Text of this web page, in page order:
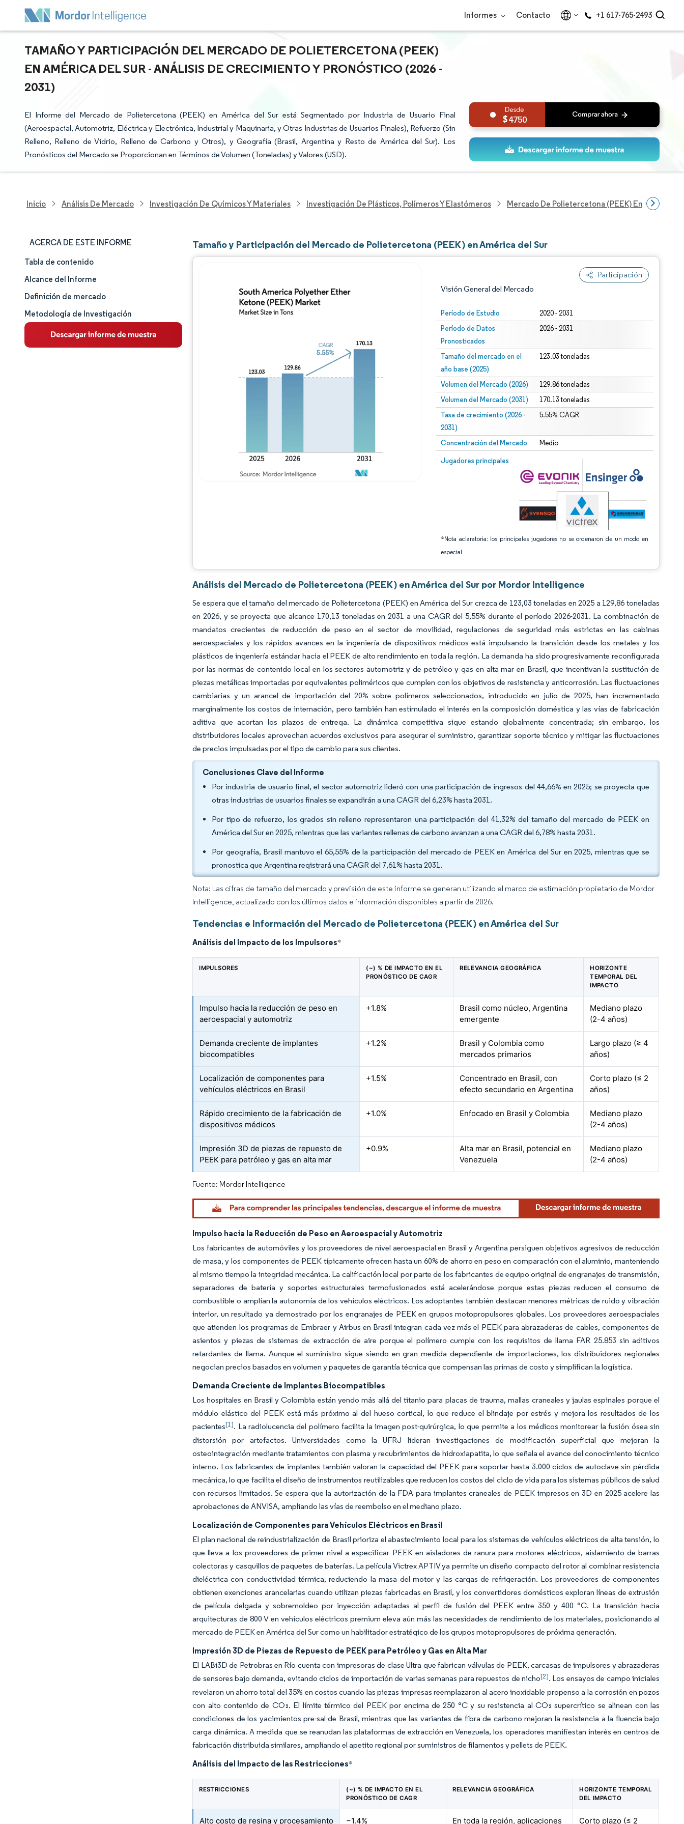
Informes Contacto +1 617-765-2493
TAMAÑO Y PARTICIPACIÓN DEL MERCADO DE POLIETERCETONA (PEEK)
EN AMÉRICA DEL SUR - ANÁLISIS DE CRECIMIENTO Y PRONÓSTICO (2026 -
2031)
El Informe del Mercado de Polietercetona (PEEK) en América del Sur está Segmentado por Industria de Usuario Final
(Aeroespacial, Automotriz, Eléctrica y Electrónica, Industrial y Maquinaria, y Otras Industrias de Usuarios Finales), Refuerzo (Sin
Relleno, Relleno de Vidrio, Relleno de Carbono y Otros), y Geografía (Brasil, Argentina y Resto de América del Sur). Los
Pronósticos del Mercado se Proporcionan en Términos de Volumen (Toneladas) y Valores (USD).
4750
Inicio Análisis De Mercado Investigación De Químicos Y Materiales Investigación De Plásticos, Polímeros Y Elastómeros Mercado De Polietercetona (PEEK) En América
ACERCA DE ESTE INFORME
Tamaño y cuota de mercado
Análisis de mercado
Tendencias e ideas
Análisis de segmentos
Tabla de contenido
Alcance del Informe
Definición de mercado
Metodología de Investigación
Tamaño y Participación del Mercado de Polietercetona (PEEK) en América del Sur
Participación
Visión General del Mercado
Período de Estudio 2020 - 2031
Período de Datos
Pronosticados
2026 - 2031
Tamaño del mercado en el
año base (2025)
123.03 toneladas
Volumen del Mercado (2026) 129.86 toneladas
Volumen del Mercado (2031) 170.13 toneladas
Tasa de crecimiento (2026 -
2031)
5.55% CAGR
Concentración del Mercado Medio
Jugadores principales
*Nota aclaratoria: los principales jugadores no se ordenaron de un modo en
especial
Imagen © Mordor Intelligence. El uso requiere atribución según CC BY 4.0.
Imagen © Mordor Intelligence. El uso requiere atribución según CC BY 4.0.
Análisis del Mercado de Polietercetona (PEEK) en América del Sur por Mordor Intelligence
Se espera que el tamaño del mercado de Polietercetona (PEEK) en América del Sur crezca de 123,03 toneladas en 2025 a 129,86 toneladas
en 2026, y se proyecta que alcance 170,13 toneladas en 2031 a una CAGR del 5,55% durante el período 2026-2031. La combinación de
mandatos crecientes de reducción de peso en el sector de movilidad, regulaciones de seguridad más estrictas en las cabinas
aeroespaciales y los rápidos avances en la ingeniería de dispositivos médicos está impulsando la transición desde los metales y los
plásticos de ingeniería estándar hacia el PEEK de alto rendimiento en toda la región. La demanda ha sido progresivamente reconfigurada
por las normas de contenido local en los sectores automotriz y de petróleo y gas en alta mar en Brasil, que incentivan la sustitución de
piezas metálicas importadas por equivalentes poliméricos que cumplen con los objetivos de resistencia y anticorrosión. Las fluctuaciones
cambiarias y un arancel de importación del 20% sobre polímeros seleccionados, introducido en julio de 2025, han incrementado
marginalmente los costos de internación, pero también han estimulado el interés en la composición doméstica y las vías de fabricación
aditiva que acortan los plazos de entrega. La dinámica competitiva sigue estando globalmente concentrada; sin embargo, los
distribuidores locales aprovechan acuerdos exclusivos para asegurar el suministro, garantizar soporte técnico y mitigar las fluctuaciones
de precios impulsadas por el tipo de cambio para sus clientes.
Conclusiones Clave del Informe
Por industria de usuario final, el sector automotriz lideró con una participación de ingresos del 44,66% en 2025; se proyecta que
otras industrias de usuarios finales se expandirán a una CAGR del 6,23% hasta 2031.
Por tipo de refuerzo, los grados sin relleno representaron una participación del 41,32% del tamaño del mercado de PEEK en
América del Sur en 2025, mientras que las variantes rellenas de carbono avanzan a una CAGR del 6,78% hasta 2031.
Por geografía, Brasil mantuvo el 65,55% de la participación del mercado de PEEK en América del Sur en 2025, mientras que se
pronostica que Argentina registrará una CAGR del 7,61% hasta 2031.
Nota: Las cifras de tamaño del mercado y previsión de este informe se generan utilizando el marco de estimación propietario de Mordor
Intelligence, actualizado con los últimos datos e información disponibles a partir de 2026.
Tendencias e Información del Mercado de Polietercetona (PEEK) en América del Sur
Análisis del Impacto de los Impulsores*
IMPULSORES
(~) % DE IMPACTO EN EL
PRONÓSTICO DE CAGR
RELEVANCIA GEOGRÁFICA
HORIZONTE
TEMPORAL DEL
IMPACTO
Impulso hacia la reducción de peso en
aeroespacial y automotriz
+1.8%
Brasil como núcleo, Argentina
emergente
Mediano plazo
(2-4 años)
Demanda creciente de implantes
biocompatibles
+1.2%
Brasil y Colombia como
mercados primarios
Largo plazo (≥ 4
años)
Localización de componentes para
vehículos eléctricos en Brasil
+1.5%
Concentrado en Brasil, con
efecto secundario en Argentina
Corto plazo (≤ 2
años)
Rápido crecimiento de la fabricación de
dispositivos médicos
+1.0% Enfocado en Brasil y Colombia
Mediano plazo
(2-4 años)
Impresión 3D de piezas de repuesto de
PEEK para petróleo y gas en alta mar
+0.9%
Alta mar en Brasil, potencial en
Venezuela
Mediano plazo
(2-4 años)
Fuente: Mordor Intelligence
Impulso hacia la Reducción de Peso en Aeroespacial y Automotriz
Los fabricantes de automóviles y los proveedores de nivel aeroespacial en Brasil y Argentina persiguen objetivos agresivos de reducción
de masa, y los componentes de PEEK típicamente ofrecen hasta un 60% de ahorro en peso en comparación con el aluminio, manteniendo
al mismo tiempo la integridad mecánica. La calificación local por parte de los fabricantes de equipo original de engranajes de transmisión,
separadores de batería y soportes estructurales termofusionados está acelerándose porque estas piezas reducen el consumo de
combustible o amplían la autonomía de los vehículos eléctricos. Los adoptantes también destacan menores métricas de ruido y vibración
interior, un resultado ya demostrado por los engranajes de PEEK en grupos motopropulsores globales. Los proveedores aeroespaciales
que atienden los programas de Embraer y Airbus en Brasil integran cada vez más el PEEK para abrazaderas de cables, componentes de
asientos y piezas de sistemas de extracción de aire porque el polímero cumple con los requisitos de llama FAR 25.853 sin aditivos
retardantes de llama. Aunque el suministro sigue siendo en gran medida dependiente de importaciones, los distribuidores regionales
negocian precios basados en volumen y paquetes de garantía técnica que compensan las primas de costo y simplifican la logística.
Demanda Creciente de Implantes Biocompatibles
Los hospitales en Brasil y Colombia están yendo más allá del titanio para placas de trauma, mallas craneales y jaulas espinales porque el
módulo elástico del PEEK está más próximo al del hueso cortical, lo que reduce el blindaje por estrés y mejora los resultados de los
pacientes[1]. La radiolucencia del polímero facilita la imagen post-quirúrgica, lo que permite a los médicos monitorear la fusión ósea sin
distorsión por artefactos. Universidades como la UFRJ lideran investigaciones de modificación superficial que mejoran la
osteointegración mediante tratamientos con plasma y recubrimientos de hidroxiapatita, lo que señala el avance del conocimiento técnico
interno. Los fabricantes de implantes también valoran la capacidad del PEEK para soportar hasta 3.000 ciclos de autoclave sin pérdida
mecánica, lo que facilita el diseño de instrumentos reutilizables que reducen los costos del ciclo de vida para los sistemas públicos de salud
con recursos limitados. Se espera que la autorización de la FDA para implantes craneales de PEEK impresos en 3D en 2025 acelere las
aprobaciones de ANVISA, ampliando las vías de reembolso en el mediano plazo.
Localización de Componentes para Vehículos Eléctricos en Brasil
El plan nacional de reindustrialización de Brasil prioriza el abastecimiento local para los sistemas de vehículos eléctricos de alta tensión, lo
que lleva a los proveedores de primer nivel a especificar PEEK en aisladores de ranura para motores eléctricos, aislamiento de barras
colectoras y casquillos de paquetes de baterías. La película Victrex APTIV ya permite un diseño compacto del rotor al combinar resistencia
dieléctrica con conductividad térmica, reduciendo la masa del motor y las cargas de refrigeración. Los proveedores de componentes
obtienen exenciones arancelarias cuando utilizan piezas fabricadas en Brasil, y los convertidores domésticos exploran líneas de extrusión
de película delgada y sobremoldeo por inyección adaptadas al perfil de fusión del PEEK entre 350 y 400 °C. La transición hacia
arquitecturas de 800 V en vehículos eléctricos premium eleva aún más las necesidades de rendimiento de los materiales, posicionando al
mercado de PEEK en América del Sur como un habilitador estratégico de los grupos motopropulsores de próxima generación.
Impresión 3D de Piezas de Repuesto de PEEK para Petróleo y Gas en Alta Mar
El LABi3D de Petrobras en Río cuenta con impresoras de clase Ultra que fabrican válvulas de PEEK, carcasas de impulsores y abrazaderas
de sensores bajo demanda, evitando ciclos de importación de varias semanas para repuestos de nicho[2]. Los ensayos de campo iniciales
revelaron un ahorro total del 35% en costos cuando las piezas impresas reemplazaron al acero inoxidable propenso a la corrosión en pozos
con alto contenido de CO₂. El límite térmico del PEEK por encima de 250 °C y su resistencia al CO₂ supercrítico se alinean con las
condiciones de los yacimientos pre-sal de Brasil, mientras que las variantes de fibra de carbono mejoran la resistencia a la fluencia bajo
carga dinámica. A medida que se reanudan las plataformas de extracción en Venezuela, los operadores manifiestan interés en centros de
fabricación distribuida similares, ampliando el apetito regional por suministros de filamentos y pellets de PEEK.
Análisis del Impacto de las Restricciones*
RESTRICCIONES
(~) % DE IMPACTO EN EL
PRONÓSTICO DE CAGR
RELEVANCIA GEOGRÁFICA
HORIZONTE TEMPORAL
DEL IMPACTO
Alto costo de resina y procesamiento −1.4% En toda la región, aplicaciones Corto plazo (≤ 2